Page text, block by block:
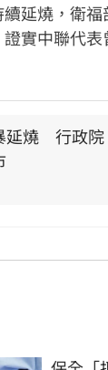
延燒，衛
實中聯代
教授蘇南維
題，並解釋
養標示的務
延燒　行政院